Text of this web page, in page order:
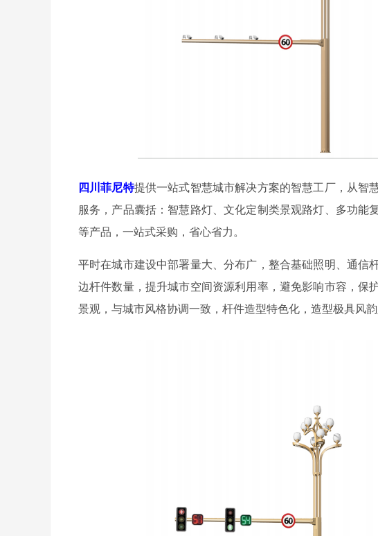
四川菲尼特提供一站式智慧城市解决方案的智慧工厂，从智
服务，产品囊括：智慧路灯、文化定制类景观路灯、多功
等产品，一站式采购，省心省力。
平时在城市建设中部署量大、分布广，整合基础照明、通信
边杆件数量，提升城市空间资源利用率，避免影响市容，
景观，与城市风格协调一致，杆件造型特色化，造型极具风韵